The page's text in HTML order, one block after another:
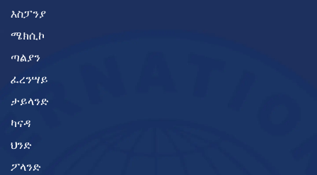
እስፓንያ
ሜክሲኮ
ጣልያን
ፈረንሣይ
ታይላንድ
ካናዳ
ህንድ
ፖላንድ